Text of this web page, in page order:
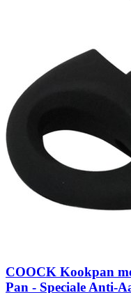
COOCK Kookpan
Pan - Speciale Anti-